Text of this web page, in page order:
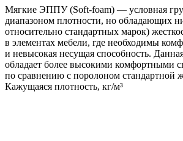
Мягкие ЭППУ (Soft-foam) — условная
диапазоном плотности, но обладающих
относительно стандартных марок)
в элементах мебели, где необходимы
и невысокая несущая способность.
обладает более высокими комфортными
по сравнению с поролоном стандартной
Кажущаяся плотность, кг/м³